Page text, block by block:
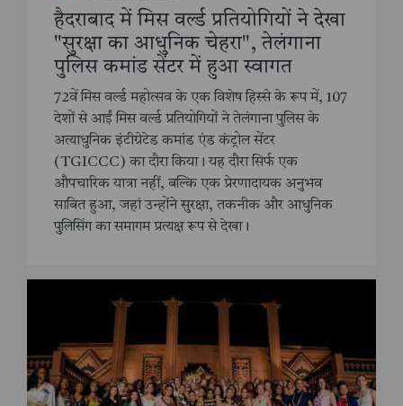
हैदराबाद में मिस वर्ल्ड प्रतियोगियों ने देखा
"सुरक्षा का आधुनिक चेहरा", तेलंगाना
पुलिस कमांड सेंटर में हुआ स्वागत
72वें मिस वर्ल्ड महोत्सव के एक विशेष हिस्से के रूप में, 107
देशों से आईं मिस वर्ल्ड प्रतियोगियों ने तेलंगाना पुलिस के
अत्याधुनिक इंटीग्रेटेड कमांड एंड कंट्रोल सेंटर
(TGICCC) का दौरा किया। यह दौरा सिर्फ एक
औपचारिक यात्रा नहीं, बल्कि एक प्रेरणादायक अनुभव
साबित हुआ, जहां उन्होंने सुरक्षा, तकनीक और आधुनिक
पुलिसिंग का समागम प्रत्यक्ष रूप से देखा।